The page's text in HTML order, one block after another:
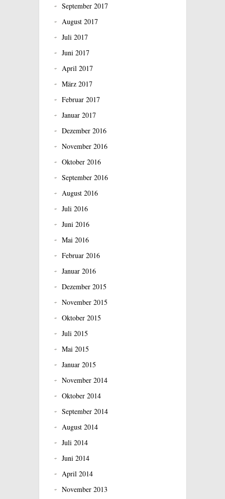
September 2017
August 2017
Juli 2017
Juni 2017
April 2017
März 2017
Februar 2017
Januar 2017
Dezember 2016
November 2016
Oktober 2016
September 2016
August 2016
Juli 2016
Juni 2016
Mai 2016
Februar 2016
Januar 2016
Dezember 2015
November 2015
Oktober 2015
Juli 2015
Mai 2015
Januar 2015
November 2014
Oktober 2014
September 2014
August 2014
Juli 2014
Juni 2014
April 2014
November 2013